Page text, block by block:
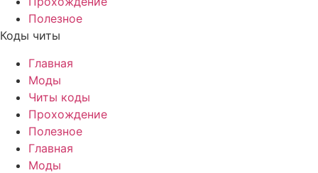
Полезное
Коды читы
Главная
Моды
Читы коды
Прохождение
Полезное
Главная
Моды